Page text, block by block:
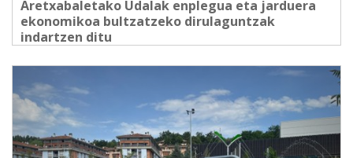
Aretxabaletako Udalak enplegua eta jarduera
ekonomikoa bultzatzeko dirulaguntzak
indartzen ditu